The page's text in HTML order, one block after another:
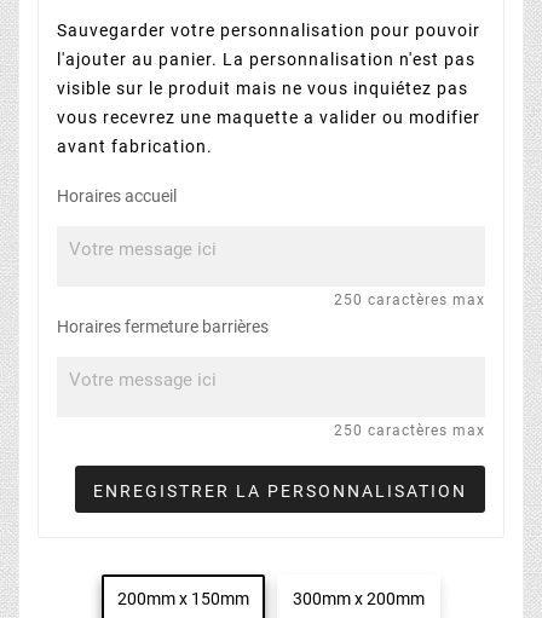
Sauvegarder votre personnalisation pour pouvoir
l'ajouter au panier. La personnalisation n'est pas
visible sur le produit mais ne vous inquiétez pas
vous recevrez une maquette a valider ou modifier
avant fabrication.
Horaires accueil
250 caractères max
Horaires fermeture barrières
250 caractères max
ENREGISTRER LA PERSONNALISATION
200mm x 150mm 300mm x 200mm